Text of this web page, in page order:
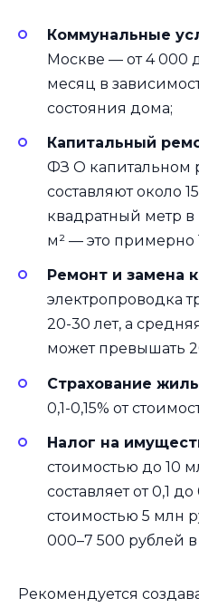
Коммунальные
Москве — от 4 000
месяц в
состояния дома;
Капитальный
ФЗ О капитальном
составляют около
квадратный метр
м² — это примерно
Ремонт и замена
электропроводка
20-30 лет, а
может превышать
Страхование
0,1-0,15% от
Налог на
стоимостью до 10
составляет от 0,1
стоимостью 5 млн
000–7 500 рублей в
Рекомендуется